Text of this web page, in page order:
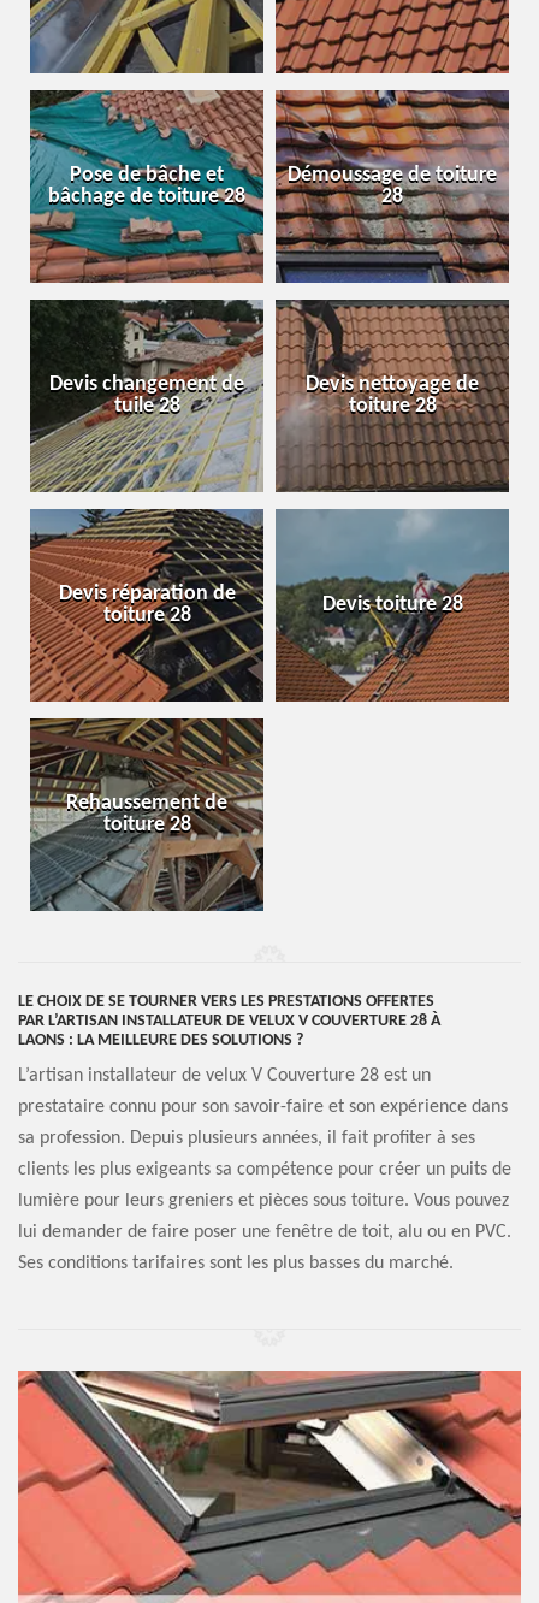
Pose de bâche et
bâchage de toiture 28
Démoussage de toiture
28
Devis changement de
tuile 28
Devis nettoyage de
toiture 28
Devis réparation de
toiture 28
Devis toiture 28
Rehaussement de
toiture 28
LE CHOIX DE SE TOURNER VERS LES PRESTATIONS OFFERTES
PAR L’ARTISAN INSTALLATEUR DE VELUX V COUVERTURE 28 À
LAONS : LA MEILLEURE DES SOLUTIONS ?
L’artisan installateur de velux V Couverture 28 est un
prestataire connu pour son savoir-faire et son expérience dans
sa profession. Depuis plusieurs années, il fait profiter à ses
clients les plus exigeants sa compétence pour créer un puits de
lumière pour leurs greniers et pièces sous toiture. Vous pouvez
lui demander de faire poser une fenêtre de toit, alu ou en PVC.
Ses conditions tarifaires sont les plus basses du marché.